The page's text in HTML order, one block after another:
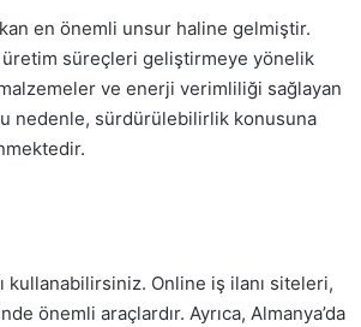
en önemli unsur haline gelmiştir.
süreçleri geliştirmeye yönelik
ve enerji verimliliği sağlayan
nedenle, sürdürülebilirlik konusuna
kullanabilirsiniz. Online iş ilanı siteleri,
önemli araçlardır. Ayrıca, Almanya’da